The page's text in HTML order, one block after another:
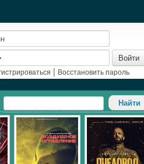
Войти
| Восстановить пароль